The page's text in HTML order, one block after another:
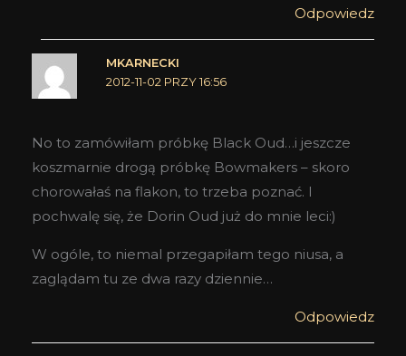
Odpowiedz
MKARNECKI
2012-11-02 PRZY 16:56
No to zamówiłam próbkę Black Oud…i jeszcze
koszmarnie drogą próbkę Bowmakers – skoro
chorowałaś na flakon, to trzeba poznać. I
pochwalę się, że Dorin Oud już do mnie leci:)
W ogóle, to niemal przegapiłam tego niusa, a
zaglądam tu ze dwa razy dziennie…
Odpowiedz